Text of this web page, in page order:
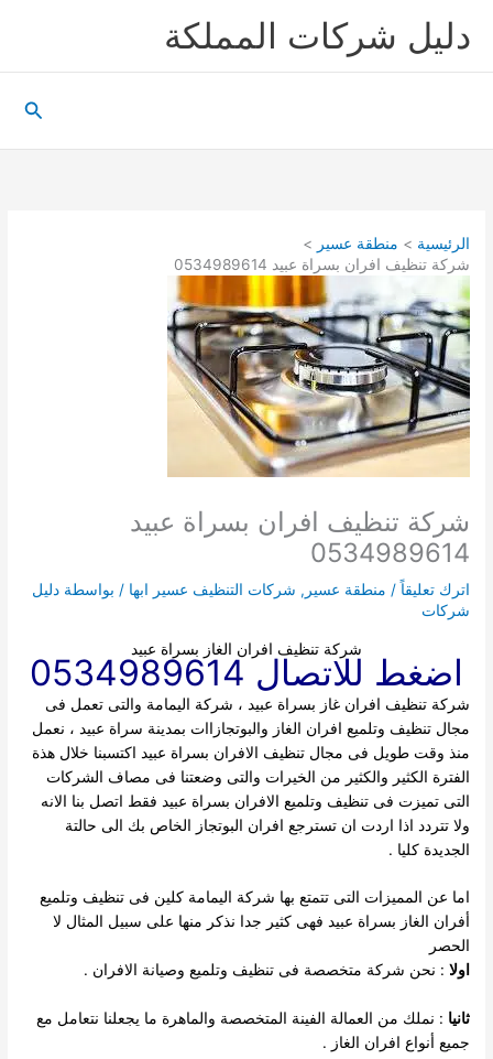
دليل شركات المملكة
الرئيسية
منطقة عسير
شركة تنظيف افران بسراة عبيد 0534989614
شركة تنظيف افران بسراة عبيد
0534989614
اترك تعليقاً / منطقة عسير , شركات التنظيف عسير ابها / بواسطة دليل
شركات
شركة تنظيف افران الغاز بسراة عبيد
اضغط للاتصال 0534989614
شركة تنظيف افران غاز بسراة عبيد ، شركة اليمامة والتى تعمل فى
مجال تنظيف وتلميع افران الغاز والبوتجازاات بمدينة سراة عبيد ، نعمل
منذ وقت طويل فى مجال تنظيف الافران بسراة عبيد اكتسبنا خلال هذة
الفترة الكثير والكثير من الخيرات والتى وضعتنا فى مصاف الشركات
التى تميزت فى تنظيف وتلميع الافران بسراة عبيد فقط اتصل بنا الانه
ولا تتردد اذا اردت ان تسترجع افران البوتجاز الخاص بك الى حالتة
الجديدة كليا .
اما عن المميزات التى تتمتع بها شركة اليمامة كلين فى تنظيف وتلميع
أفران الغاز بسراة عبيد فهى كثير جدا نذكر منها على سبيل المثال لا
الحصر
اولا : نحن شركة متخصصة فى تنظيف وتلميع وصيانة الافران .
ثانيا : نملك من العمالة الفينة المتخصصة والماهرة ما يجعلنا نتعامل مع
جميع أنواع افران الغاز .